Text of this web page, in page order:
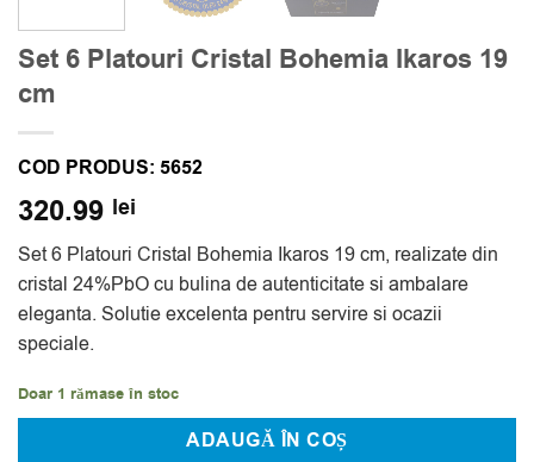
Set 6 Platouri Cristal Bohemia Ikaros 19
cm
COD PRODUS: 5652
320.99 lei
Set 6 Platouri Cristal Bohemia Ikaros 19 cm, realizate din
cristal 24%PbO cu bulina de autenticitate si ambalare
eleganta. Solutie excelenta pentru servire si ocazii
speciale.
Doar 1 rămase în stoc
ADAUGĂ ÎN COȘ